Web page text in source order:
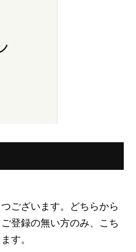
ございます。どちらから
登録の無い方のみ、こち
す。